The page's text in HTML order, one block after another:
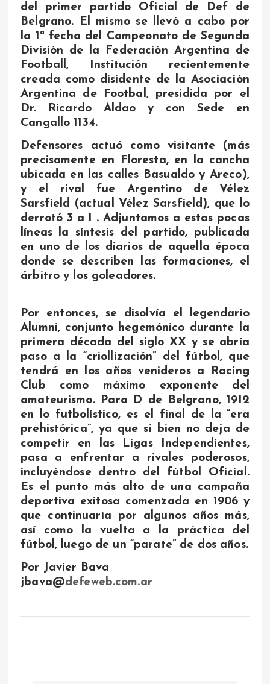
del primer partido Oficial de Def de
Belgrano. El mismo se llevó a cabo por
la 1ª fecha del Campeonato de Segunda
División de la Federación Argentina de
Football, Institución recientemente
creada como disidente de la Asociación
Argentina de Footbal, presidida por el
Dr. Ricardo Aldao y con Sede en
Cangallo 1134.
Defensores actuó como visitante (más
precisamente en Floresta, en la cancha
ubicada en las calles Basualdo y Areco),
y el rival fue Argentino de Vélez
Sarsfield (actual Vélez Sarsfield), que lo
derrotó 3 a 1 . Adjuntamos a estas pocas
líneas la síntesis del partido, publicada
en uno de los diarios de aquella época
donde se describen las formaciones, el
árbitro y los goleadores.
Por entonces, se disolvía el legendario
Alumni, conjunto hegemónico durante la
primera década del siglo XX y se abría
paso a la “criollización” del fútbol, que
tendrá en los años venideros a Racing
Club como máximo exponente del
amateurismo. Para D de Belgrano, 1912
en lo futbolístico, es el final de la “era
prehistórica”, ya que si bien no deja de
competir en las Ligas Independientes,
pasa a enfrentar a rivales poderosos,
incluyéndose dentro del fútbol Oficial.
Es el punto más alto de una campaña
deportiva exitosa comenzada en 1906 y
que continuaría por algunos años más,
así como la vuelta a la práctica del
fútbol, luego de un “parate” de dos años.
Por Javier Bava
jbava@defeweb.com.ar